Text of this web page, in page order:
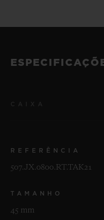
REFERÊNCIA
507.JX.0800.RT.TAK21
TAMANHO
45 mm